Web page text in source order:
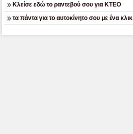
Κλείσε εδώ το ραντεβού σου για ΚΤΕΟ
τα πάντα για το αυτοκίνητο σου με ένα κλικ